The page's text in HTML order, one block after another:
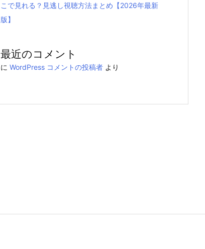
こで見れる？見逃し視聴方法まとめ【2026年最新
版】
最近のコメント
に WordPress コメントの投稿者 より